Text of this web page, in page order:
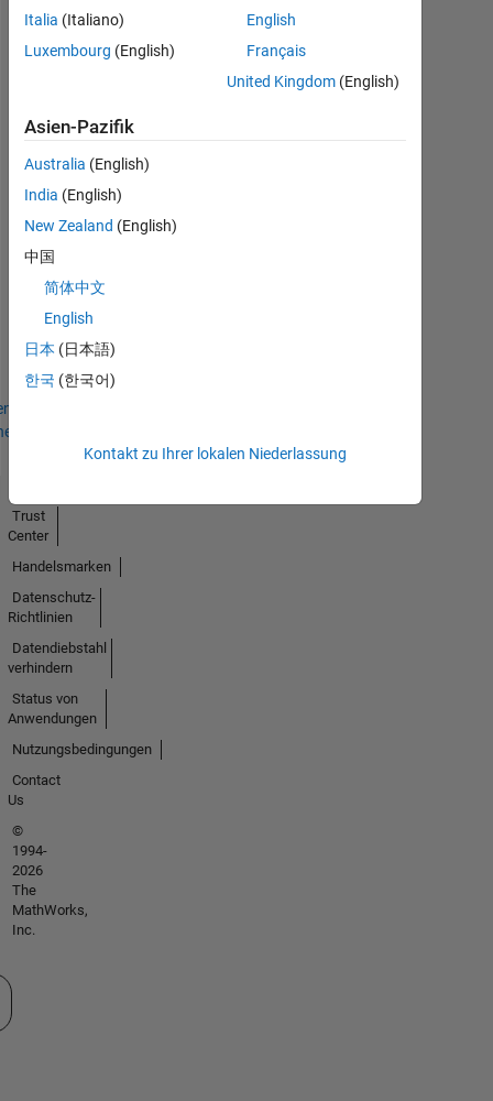
Audrey's
Abzeichen
Answers
Abzeichen
First Answer
26 Jan 2024
Italia (Italiano)
Luxembourg (English)
English
Français
United Kingdom (English)
Asien-Pazifik
Australia (English)
India (English)
New Zealand (English)
中国
简体中文
English
日本 (日本語)
한국 (한국어)
Kontakt zu Ihrer lokalen Niederlassung
Trust
Center
Handelsmarken
Datenschutz-
Richtlinien
Datendiebstahl
verhindern
Status von
Anwendungen
Nutzungsbedingungen
Contact
Us
©
1994-
2026
The
MathWorks,
Inc.